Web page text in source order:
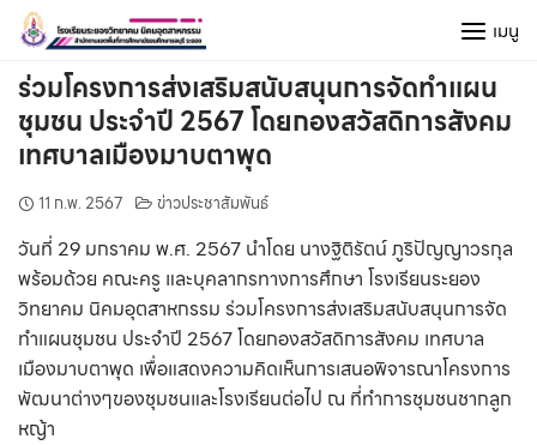
Skip
content
เมนู
ร่วมโครงการส่งเสริมสนับสนุนการจัดทำแผน
ชุมชน ประจำปี 2567 โดยกองสวัสดิการสังคม
เทศบาลเมืองมาบตาพุด
11 ก.พ. 2567 ข่าวประชาสัมพันธ์
วันที่ 29 มกราคม พ.ศ. 2567 นำโดย นางฐิติรัตน์ ภูริปัญญาวรกุล
พร้อมด้วย คณะครู และบุคลากรทางการศึกษา โรงเรียนระยอง
วิทยาคม นิคมอุตสาหกรรม ร่วมโครงการส่งเสริมสนับสนุนการจัด
ทำแผนชุมชน ประจำปี 2567 โดยกองสวัสดิการสังคม เทศบาล
เมืองมาบตาพุด เพื่อแสดงความคิดเห็นการเสนอพิจารณาโครงการ
พัฒนาต่างๆของชุมชนและโรงเรียนต่อไป ณ ที่ทำการชุมชนชากลูก
หญ้า